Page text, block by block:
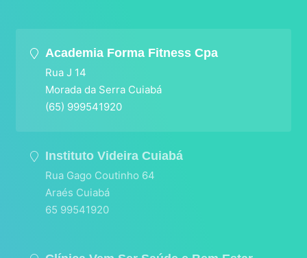
Academia Forma Fitness Cpa
Rua J 14
Morada da Serra Cuiabá
(65) 999541920
Instituto Videira Cuiabá
Rua Gago Coutinho 64
Araés Cuiabá
65 99541920